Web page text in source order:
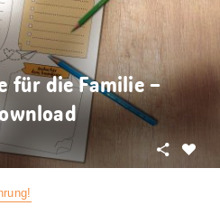
für die Familie –
Teilen